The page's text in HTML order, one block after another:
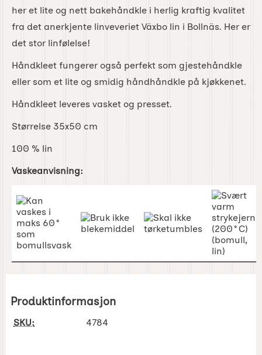
her et lite og nett bakehåndkle i herlig kraftig kvalitet
fra det anerkjente linveveriet Växbo lin i Bollnäs. Her er
det stor linfølelse!
Håndkleet fungerer også perfekt som gjestehåndkle
eller som et lite og smidig håndhåndkle på kjøkkenet.
Håndkleet leveres vasket og presset.
Størrelse 35x50 cm
100 % lin
Vaskeanvisning:
Produktinformasjon
SKU: 4784